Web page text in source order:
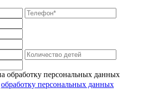
обработку персональных данных
обработку персональных данных